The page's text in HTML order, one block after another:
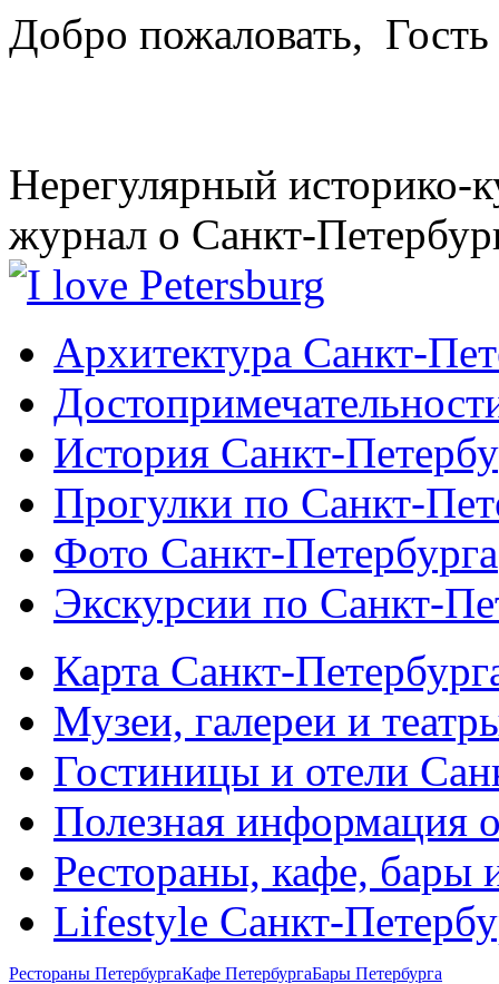
Добро пожаловать, Гость
Нерегулярный историко-
журнал о Санкт-
Архитектура Санкт-
История Санкт-
Прогулки по Санкт-
Фото Санкт-Петербурга
Экскурсии по Санкт-
Карта Санкт-
Музеи, галереи и
Гостиницы и отели
Полезная информация
Рестораны, кафе, бары
Lifestyle Санкт-
Рестораны ПетербургаКафе ПетербургаБары Петербурга